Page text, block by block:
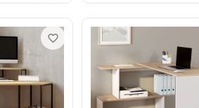
favorite_border